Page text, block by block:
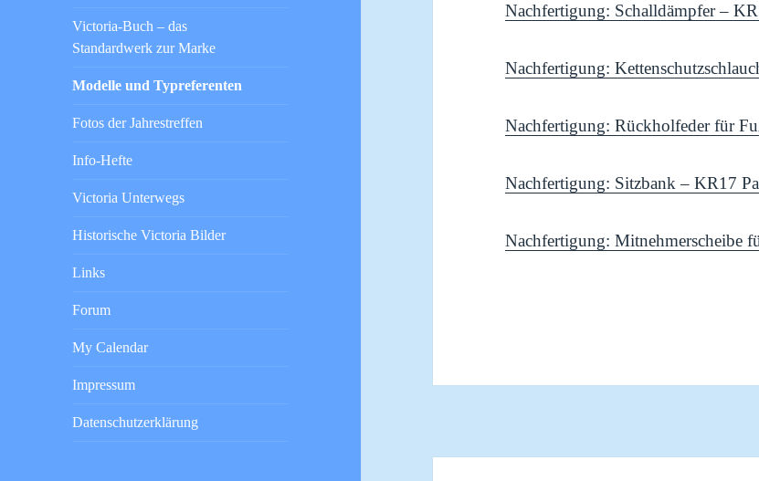
Victoria-Buch – das
Standardwerk zur Marke
Modelle und Typreferenten
Fotos der Jahrestreffen
Info-Hefte
Victoria Unterwegs
Historische Victoria Bilder
Links
Forum
My Calendar
Impressum
Datenschutzerklärung
Nachfertigung: Schalldämpfer –
Nachfertigung:
Nachfertigung: Rückholfeder für
Nachfertigung: Sitzbank – KR17
Nachfertigung: Mitnehmerscheibe